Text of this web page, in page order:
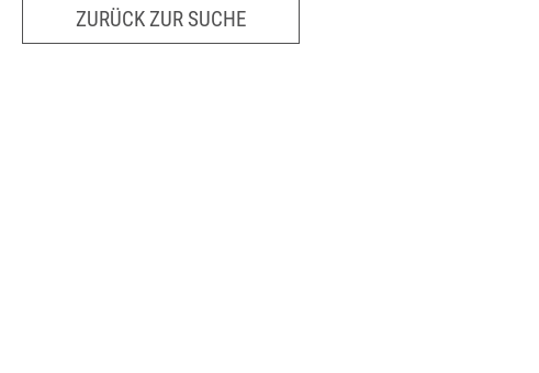
ZURÜCK ZUR SUCHE